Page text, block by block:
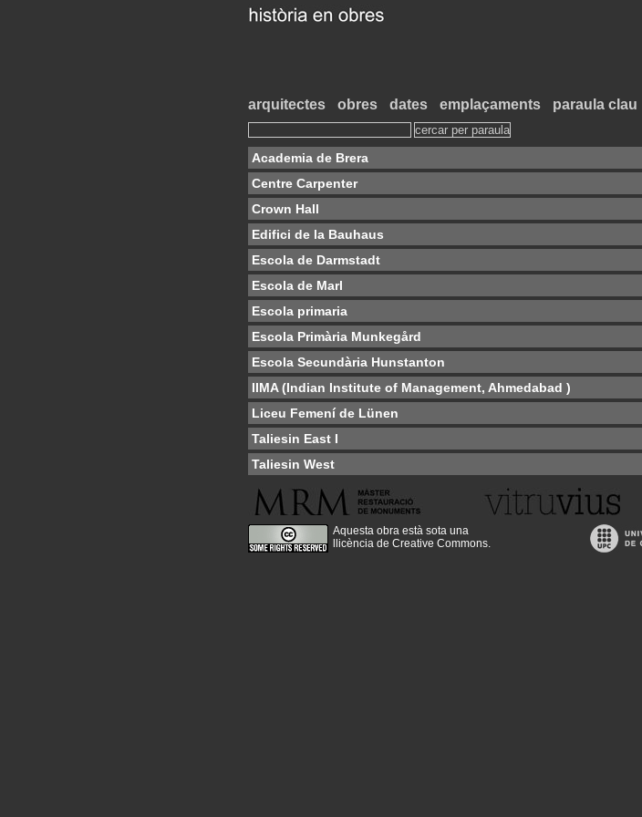
arquitectes obres dates emplaçaments paraula clau
Academia de Brera
Centre Carpenter
Crown Hall
Edifici de la Bauhaus
Escola de Darmstadt
Escola de Marl
Escola primaria
Escola Primària Munkegård‎
Escola Secundària Hunstanton
IIMA (Indian Institute of Management, Ahmedabad )
Liceu Femení de Lünen
Taliesin East I
Taliesin West
Aquesta obra està sota una
llicència de Creative Commons.